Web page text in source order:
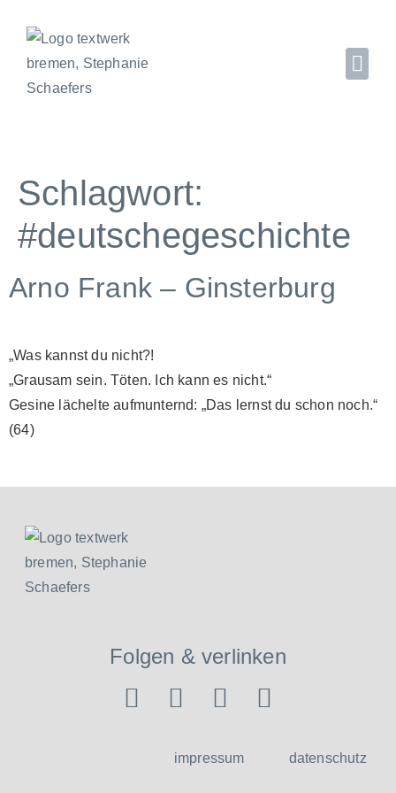
Schlagwort:
#deutschegeschichte
Arno Frank – Ginsterburg
„Was kannst du nicht?!
„Grausam sein. Töten. Ich kann es nicht.“
Gesine lächelte aufmunternd: „Das lernst du schon noch.“
(64)
Folgen & verlinken
impressum datenschutz